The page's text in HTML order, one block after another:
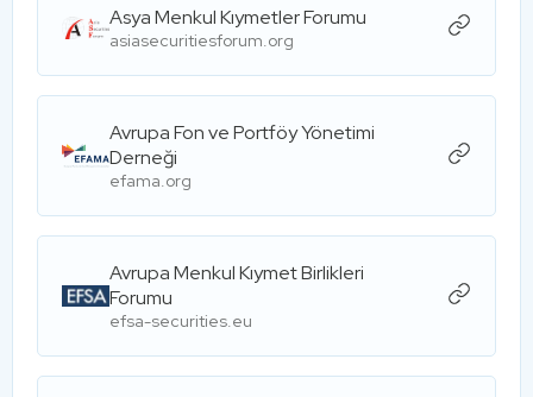
Asya Menkul Kıymetler Forumu
asiasecuritiesforum.org
Avrupa Fon ve Portföy Yönetimi
Derneği
efama.org
Avrupa Menkul Kıymet Birlikleri
Forumu
efsa-securities.eu